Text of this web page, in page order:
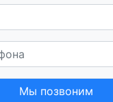
Мы позвоним